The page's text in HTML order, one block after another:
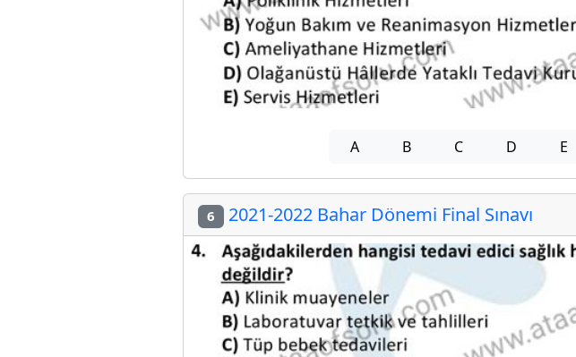
A B C D E
6 2021-2022 Bahar Dönemi Final Sınavı